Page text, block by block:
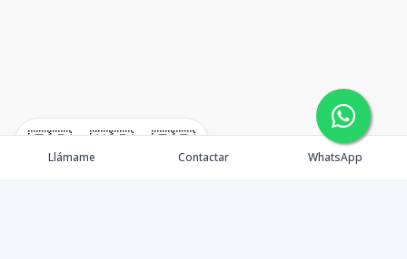
🇪🇸 🇺🇸 🇫🇷
Llámame Contactar WhatsApp